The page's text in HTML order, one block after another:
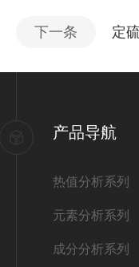
下一条 定
产品导航
热值分析系列
元素分析系列
成分分析系列